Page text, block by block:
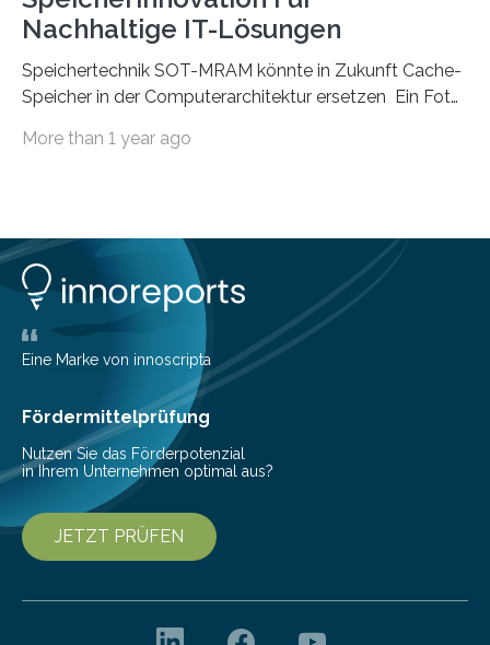
Nachhaltige IT-Lösungen
Speichertechnik SOT-MRAM könnte in Zukunft Cache-
Speicher in der Computerarchitektur ersetzen Ein Foto,
Hochgeladene Medien landen in riesigen Cloud-
weltweiten Gesamtenergieverbrauchs, was 200
Terawattstunden Strom pro Jahr entspricht. Dieser
immense Energiebedarf hat Wissenschaftlerinnen und
Wissenschaftler dazu veranlasst, innovative Wege zur
Senkung des Energieverbrauchs zu erforschen. Neuer
Ansatz für Smartphones und Supercomputer
gleichermaßen geeignet…
More than 1 year ago
Eine Marke von innoscripta
Fördermittelprüfung
Nutzen Sie das Förderpotenzial
in Ihrem Unternehmen optimal aus?
JETZT PRÜFEN